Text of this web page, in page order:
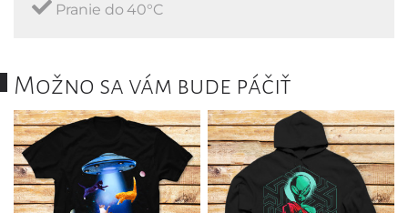
Pranie do 40°C
Možno sa vám bude páčiť